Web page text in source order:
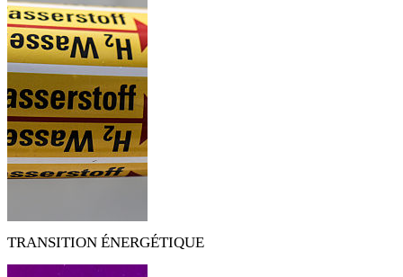
TRANSITION ÉNERGÉTIQUE